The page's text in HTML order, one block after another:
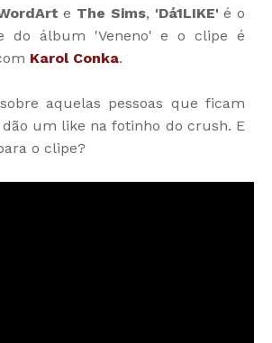
e The Sims, 'Dá1LIKE'é o
do álbum 'Veneno' e o clipe é
Karol Conka.
aquelas pessoas que ficam
um like na fotinho do crush. E
o clipe?